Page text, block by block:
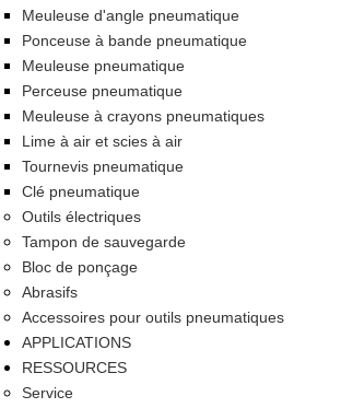
Meuleuse d'angle pneumatique
Ponceuse à bande pneumatique
Meuleuse pneumatique
Perceuse pneumatique
Meuleuse à crayons pneumatiques
Lime à air et scies à air
Tournevis pneumatique
Clé pneumatique
Outils électriques
Tampon de sauvegarde
Bloc de ponçage
Abrasifs
Accessoires pour outils pneumatiques
APPLICATIONS
RESSOURCES
Service